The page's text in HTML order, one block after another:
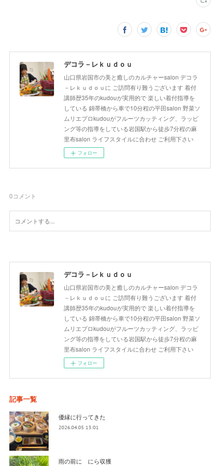
デコラ－レｋｕｄｏｕ
山口県岩国市の美と癒しのカルチャーsalon デコラ
－レｋｕｄｏｕに ご訪問有り難うございます 着付
講師歴35年のkudouが実用的で 楽しい着付指導を
している 錦帯橋から車で10分程の平田salon 野菜ソ
ムリエプロkudouがフルーツカッティング、ラッピ
ング等の指導をしている岩国駅から徒歩7分程の麻
里布salon ライフスタイルに合わせ ご利用下さい
フォロー
0コメント
デコラ－レｋｕｄｏｕ
山口県岩国市の美と癒しのカルチャーsalon デコラ
－レｋｕｄｏｕに ご訪問有り難うございます 着付
講師歴35年のkudouが実用的で 楽しい着付指導を
している 錦帯橋から車で10分程の平田salon 野菜ソ
ムリエプロkudouがフルーツカッティング、ラッピ
ング等の指導をしている岩国駅から徒歩7分程の麻
里布salon ライフスタイルに合わせ ご利用下さい
フォロー
記事一覧
優縁に行ってきた
2026.04.05 13:01
雨の前に にら収獲